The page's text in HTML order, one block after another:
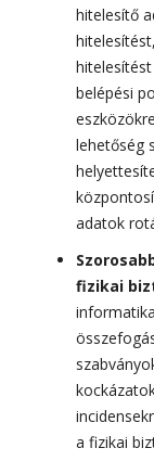
hitelesítő
belépési
lehetőség
adatok
fizikai
a fizikai